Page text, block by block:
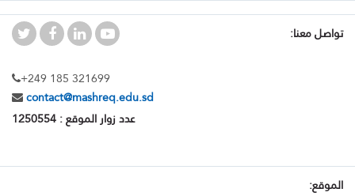
تواصل معنا:
+249 185 321699
contact@mashreq.edu.sd
عدد زوار الموقع : 1250554
الموقع: